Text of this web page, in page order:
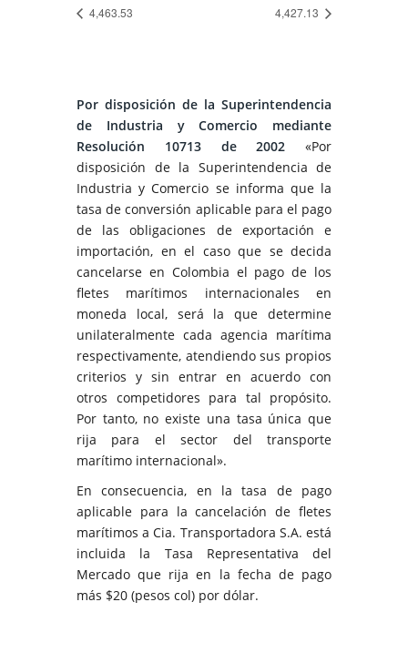
4,463.53 4,427.13
Por disposición de la Superintendencia
de Industria y Comercio mediante
Resolución 10713 de 2002 «Por
disposición de la Superintendencia de
Industria y Comercio se informa que la
tasa de conversión aplicable para el pago
de las obligaciones de exportación e
importación, en el caso que se decida
cancelarse en Colombia el pago de los
fletes marítimos internacionales en
moneda local, será la que determine
unilateralmente cada agencia marítima
respectivamente, atendiendo sus propios
criterios y sin entrar en acuerdo con
otros competidores para tal propósito.
Por tanto, no existe una tasa única que
rija para el sector del transporte
marítimo internacional».
En consecuencia, en la tasa de pago
aplicable para la cancelación de fletes
marítimos a Cia. Transportadora S.A. está
incluida la Tasa Representativa del
Mercado que rija en la fecha de pago
más $20 (pesos col) por dólar.